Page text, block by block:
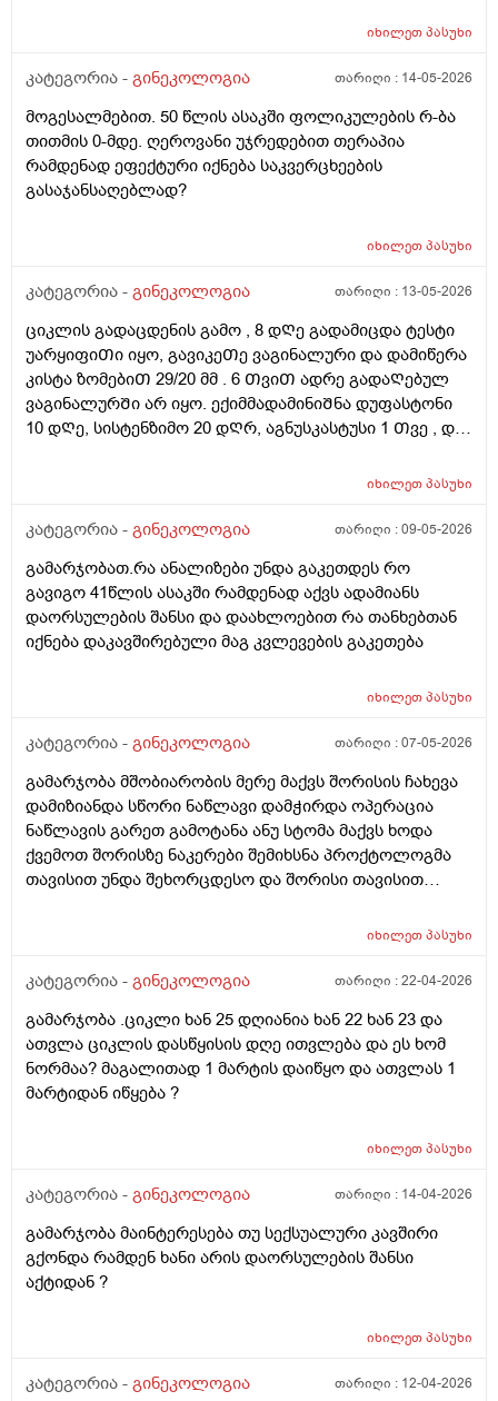
ვიზიტი) მსურს აპარატული მასაჟის - ენდოსფერო
კეთდება და ვიბრაციის მეშვეობით აუმჯობესებს
მაინტერესებს, მუცლის არეზე დასაშვებია ეს
პროცედურა?
იხილეთპასუხი
კატეგორია - გინეკოლოგია თარიღი : 14-05-2026
მოგესალმებით. 50 წლის ასაკში ფოლიკულების რ-ბა
თითმის 0-მდე. ღეროვანი უჯრედებით თერაპია
რამდენად ეფექტური იქნება საკვერცხეების
გასაჯანსაღებლად?
იხილეთპასუხი
კატეგორია - გინეკოლოგია თარიღი : 13-05-2026
ციკლის გადაცდენის გამო , 8 დᲦე გადამიცდა ტესტი
უარყიფიᲗი იყო, გავიკეᲗე ვაგინალური და დამიწერა
კისტა ზომებიᲗ 29/20 მმ . 6 ᲗვიᲗ ადრე გადაᲦებულ
ვაგინალურᲨი არ იყო. ექიმმადამინიᲨნა დუფასტონი
10 დᲦე, სისტენზიმო 20 დᲦრ, აგნუსკასტუსი 1 Თვე , და
რამდენადსაყურადᲦებოა და Თუ დაეხმარება ეს
იხილეთპასუხი
კატეგორია - გინეკოლოგია თარიღი :09-05-2026
გამარჯობათ.რა ანალიზები უნდა გაკეთდეს რო
გავიგო 41წლის ასაკში რამდენად აქვს ადამიანს
დაორსულების შანსი და დაახლოებით რა თანხებთან
იქნება დაკავშირებული მაგ კვლევების გაკეთება
იხილეთპასუხი
კატეგორია - გინეკოლოგია თარიღი :07-05-2026
გამარჯობა მშობიარობის მერე მაქვს შორისის ჩახევა
დამიზიანდა სწორი ნაწლავი დამჭირდა ოპერაცია
ნაწლავის გარეთ გამოტანა ანუ სტომა მაქვს ხოდა
ქვემოთ შორისზე ნაკერები შემიხსნა პროქტოლოგმა
თავისით უნდა შეხორცდესო და შორისი თავისით
იხილეთპასუხი
კატეგორია - გინეკოლოგია თარიღი :22-04-2026
გამარჯობა .ციკლი ხან 25 დღიანია ხან 22 ხან 23 და
ათვლა ციკლის დასწყისის დღე ითვლება და ეს ხომ
ნორმაა? მაგალითად 1 მარტის დაიწყო და ათვლას 1
მარტიდან იწყება ?
იხილეთპასუხი
კატეგორია - გინეკოლოგია თარიღი : 14-04-2026
გამარჯობა მაინტერესება თუ სექსუალური კავშირი
გქონდა რამდენ ხანი არის დაორსულების შანსი
აქტიდან ?
იხილეთპასუხი
კატეგორია - გინეკოლოგია თარიღი : 12-04-2026